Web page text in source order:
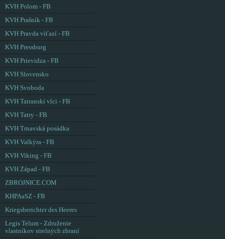
KVH Polom - FB
KVH Prašník - FB
KVH Pravda víťazí - FB
KVH Pressburg
KVH Prievidza - FB
KVH Slovensko
KVH Svoboda
KVH Tatranskí vlci - FB
KVH Tatry - FB
KVH Trnavská posádka
KVH Valkýra - FB
KVH Viking - FB
KVH Západ - FB
ZBROJNICE.COM
KHPAaSZ - FB
Kriegsberichter des Heeres
Legis Telum - Združenie
vlastníkov strelných zbraní